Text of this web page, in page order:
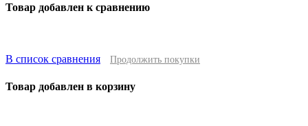
Товар добавлен к сравнению
В список сравнения Продолжить покупки
Товар добавлен в корзину